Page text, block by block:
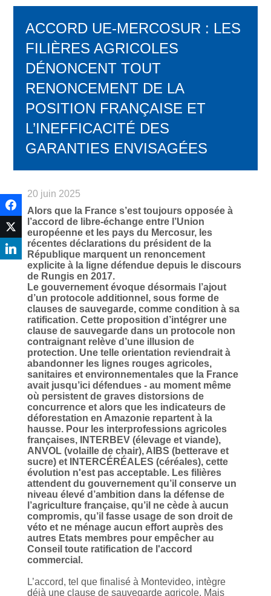
ACCORD UE-MERCOSUR : LES
FILIÈRES AGRICOLES
DÉNONCENT TOUT
RENONCEMENT DE LA
POSITION FRANÇAISE ET
L’INEFFICACITÉ DES
GARANTIES ENVISAGÉES
20 juin 2025
Alors que la France s’est toujours opposée à
l’accord de libre-échange entre l’Union
européenne et les pays du Mercosur, les
récentes déclarations du président de la
République marquent un renoncement
explicite à la ligne défendue depuis le discours
de Rungis en 2017.
Le gouvernement évoque désormais l’ajout
d’un protocole additionnel, sous forme de
clauses de sauvegarde, comme condition à sa
ratification. Cette proposition d’intégrer une
clause de sauvegarde dans un protocole non
contraignant relève d’une illusion de
protection. Une telle orientation reviendrait à
abandonner les lignes rouges agricoles,
sanitaires et environnementales que la France
avait jusqu’ici défendues - au moment même
où persistent de graves distorsions de
concurrence et alors que les indicateurs de
déforestation en Amazonie repartent à la
hausse. Pour les interprofessions agricoles
françaises, INTERBEV (élevage et viande),
ANVOL (volaille de chair), AIBS (betterave et
sucre) et INTERCÉRÉALES (céréales), cette
évolution n'est pas acceptable. Les filières
attendent du gouvernement qu’il conserve un
niveau élevé d’ambition dans la défense de
l’agriculture française, qu’il ne cède à aucun
compromis, qu’il fasse usage de son droit de
véto et ne ménage aucun effort auprès des
autres Etats membres pour empêcher au
Conseil toute ratification de l'accord
commercial.
L’accord, tel que finalisé à Montevideo, intègre
déjà une clause de sauvegarde agricole. Mais